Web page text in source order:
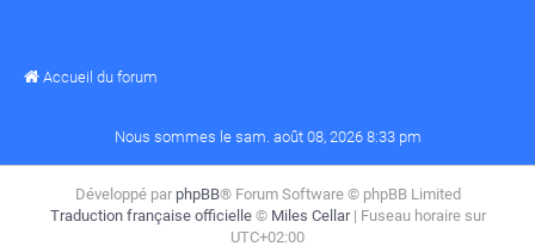
Accueil du forum
Nous sommes le sam. août 08, 2026 8:33 pm
Développé par phpBB® Forum Software © phpBB Limited
Traduction française officielle© Miles Cellar | Fuseau horaire sur
UTC+02:00